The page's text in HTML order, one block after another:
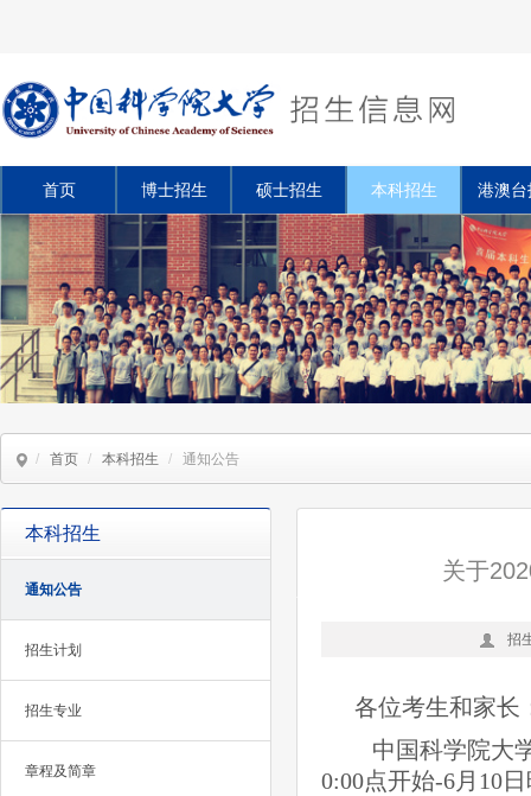
首页 博士招生 硕士招生 本科招生 港澳台
/ 首页 / 本科招生 / 通知公告
本科招生
通知公告
招生计划
招生专业
章程及简章
关于
招
各位考生和家
中国科学院大
0:00点开始-6月10